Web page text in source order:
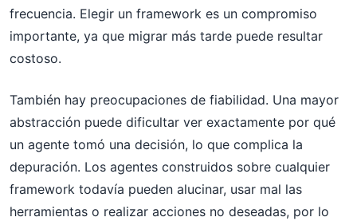
frecuencia. Elegir un framework es un compromiso
importante, ya que migrar más tarde puede resultar
costoso.
También hay preocupaciones de fiabilidad. Una mayor
abstracción puede dificultar ver exactamente por qué
un agente tomó una decisión, lo que complica la
depuración. Los agentes construidos sobre cualquier
framework todavía pueden alucinar, usar mal las
herramientas o realizar acciones no deseadas, por lo